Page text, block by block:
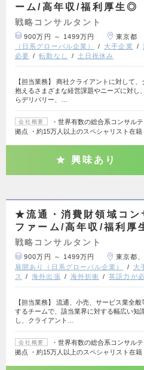
ーム/高年収/福利厚生◎
戦略コンサルタント
900万円 ～ 1499万円 東京都
（日系グローバル企業）
大手企業
必要
転勤なし 土日祝休み
【担当業務】 商社クライアントに対して
抱えるさまざまな経営課題やニーズに対し
らデリバリー、…
会社概要
・世界有数の総合系コンサル
拠点 ・約15万人以上のスペシャリスト在
興味あり
★流通・消費財領域コ
ファーム/高年収/福利厚
戦略コンサルタント
900万円 ～ 1499万円 東京都
展開あり（日系グローバル企業）
大
ス
海外出張 海外折衝 英語力が
【担当業務】 流通、小売、サービス業全
するチームで、該当業界に対する幅広い知
し、クライアント…
会社概要
・世界有数の総合系コンサル
拠点 ・約15万人以上のスペシャリスト在